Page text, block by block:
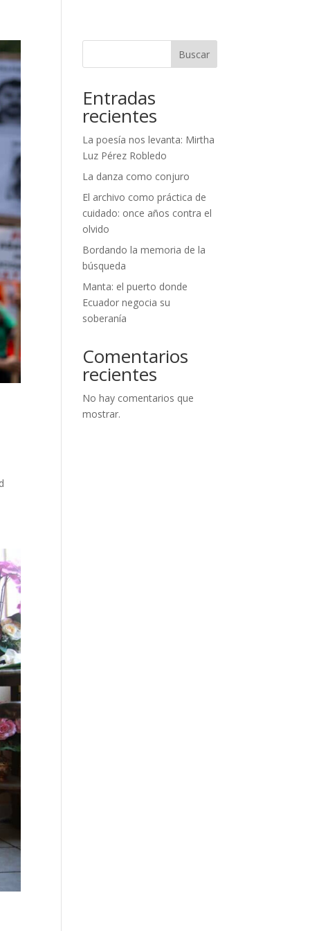
Buscar
Entradas
recientes
La poesía nos levanta: Mirtha
Luz Pérez Robledo
La danza como conjuro
El archivo como práctica de
cuidado: once años contra el
olvido
Bordando la memoria de la
búsqueda
Manta: el puerto donde
Ecuador negocia su
soberanía
Comentarios
recientes
No hay comentarios que
mostrar.